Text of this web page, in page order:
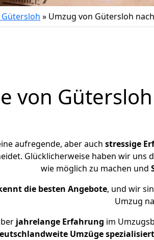
» Umzug von Gütersloh
von
aufregende, aber auch stressige
Glücklicherweise haben wir uns
wie möglich zu machen und
die besten Angebote, und wir
Umzug
jahrelange Erfahrung im
Umzüge